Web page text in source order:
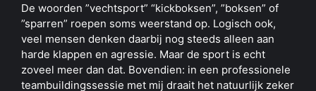
De woorden ”vechtsport” “kickboksen”, ”boksen” of
”sparren” roepen soms weerstand op. Logisch ook,
veel mensen denken daarbij nog steeds alleen aan
harde klappen en agressie. Maar de sport is echt
zoveel meer dan dat. Bovendien: in een professionele
teambuildingssessie met mij draait het natuurlijk zeker